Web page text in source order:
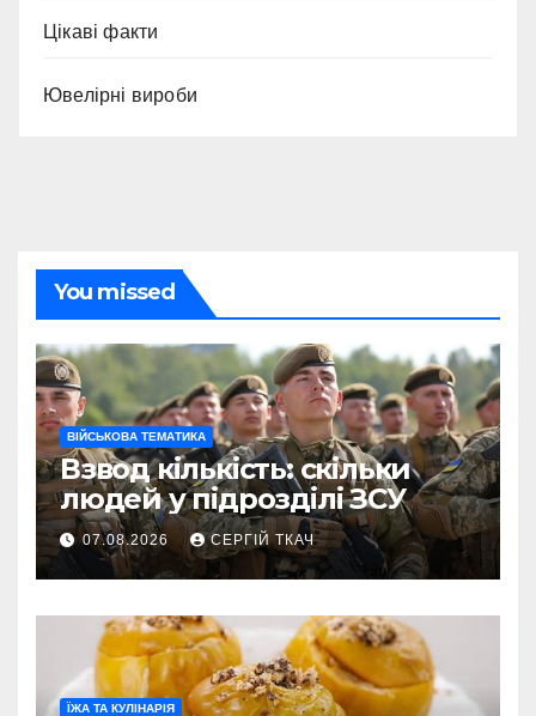
Цікаві факти
Ювелірні вироби
You missed
ВІЙСЬКОВА ТЕМАТИКА
Взвод кількість: скільки
людей у підрозділі ЗСУ
07.08.2026 СЕРГІЙ ТКАЧ
ЇЖА ТА КУЛІНАРІЯ